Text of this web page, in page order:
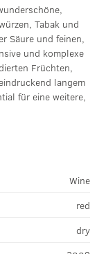
Tabak und
Säure und feinen,
und komplexe
Früchten,
langem
für eine weitere,
Wine
red
dry